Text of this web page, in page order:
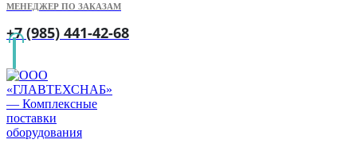
МЕНЕДЖЕР ПО ЗАКАЗАМ
+7 (985) 441-42-68